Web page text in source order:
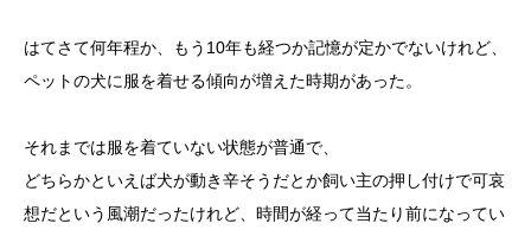
はてさて何年程か、もう10年も経つか記憶が定かでないけれど、
ペットの犬に服を着せる傾向が増えた時期があった。
それまでは服を着ていない状態が普通で、
どちらかといえば犬が動き辛そうだとか飼い主の押し付けで可哀
想だという風潮だったけれど、時間が経って当たり前になってい